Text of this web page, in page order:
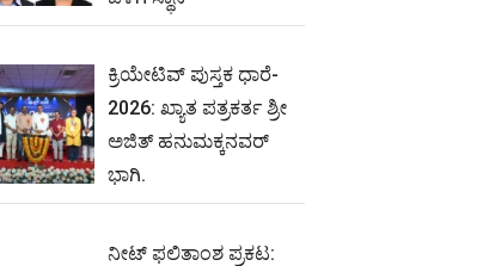
ಕ್ರಿಯೇಟಿವ್ ಪುಸ್ತಕ ಧಾರೆ-
2026: ಖ್ಯಾತ ಪತ್ರಕರ್ತ ಶ್ರೀ
ಅಜಿತ್ ಹನುಮಕ್ಕನವರ್
ಭಾಗಿ.
ನೀಟ್‌ ಫಲಿತಾಂಶ ಪ್ರಕಟ: